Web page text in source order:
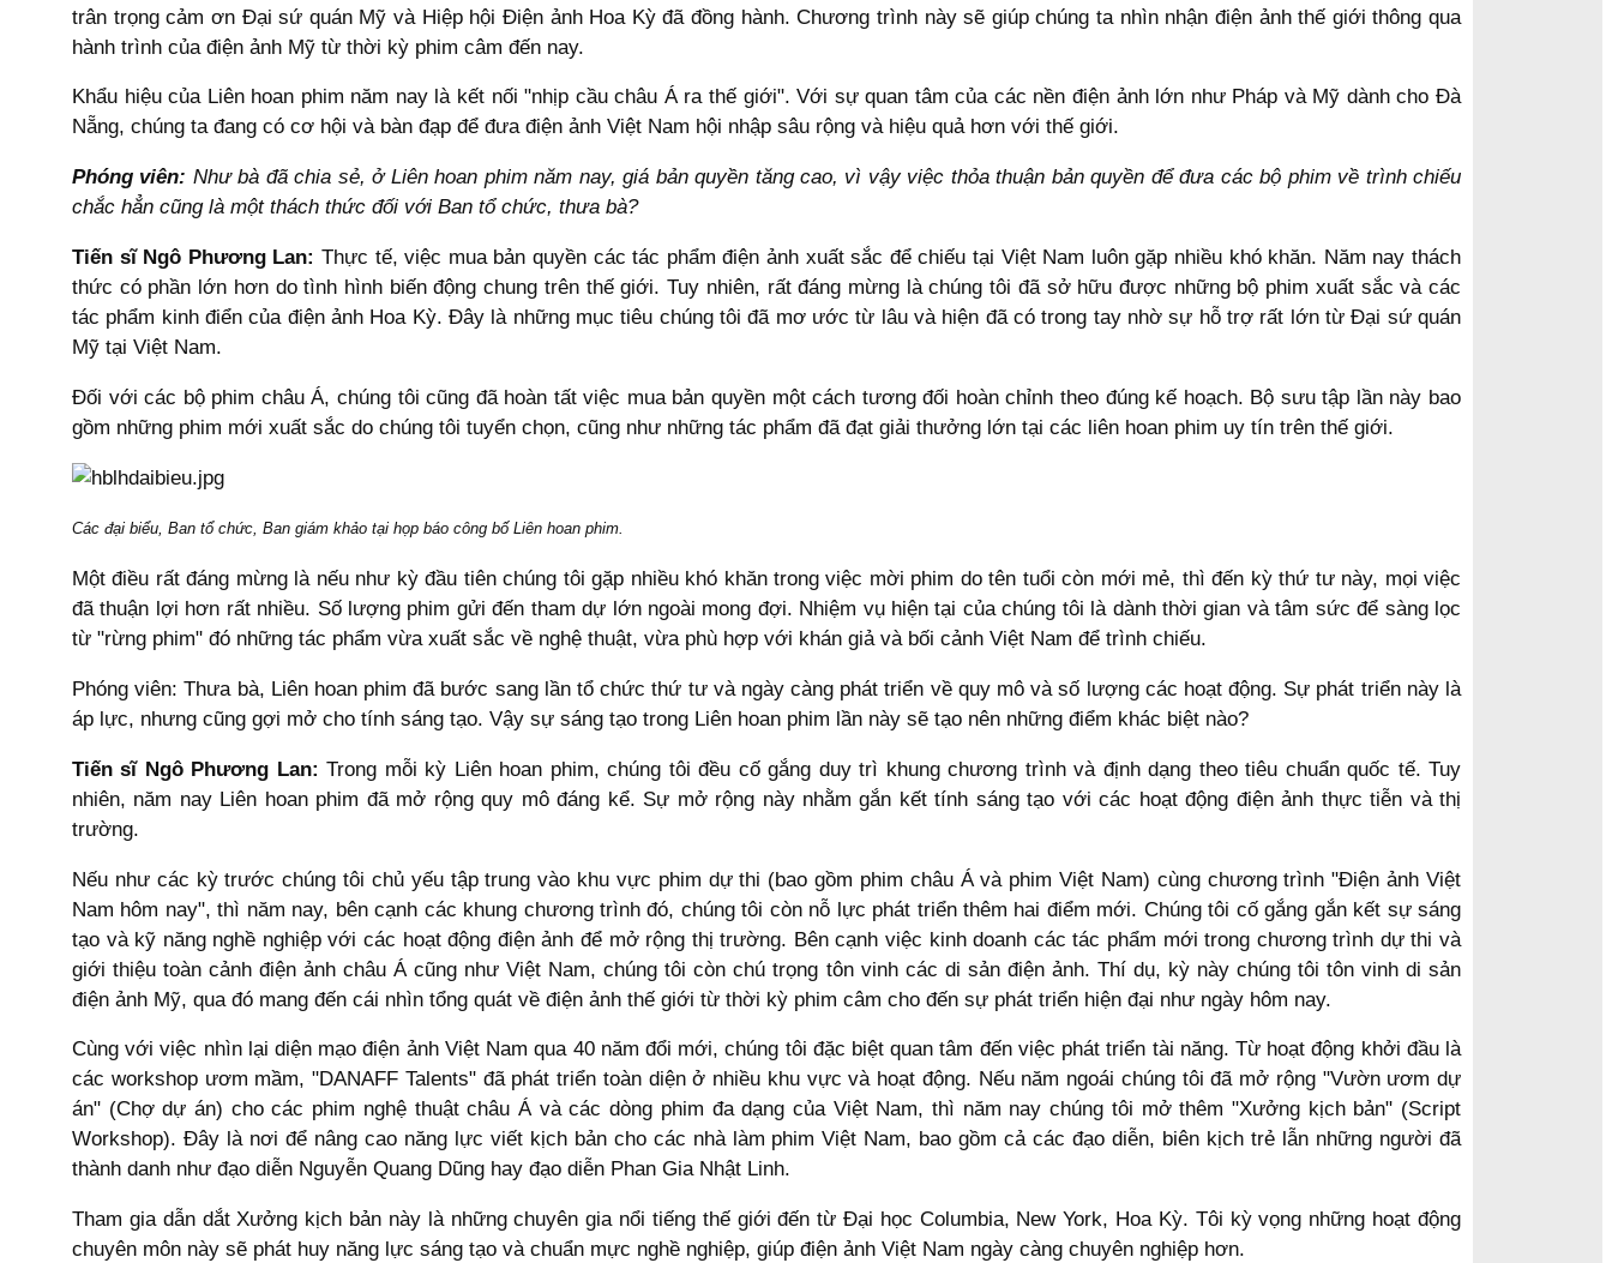
trân trọng cảm ơn Đại sứ quán Mỹ và Hiệp hội Điện ảnh Hoa Kỳ đã đồng hành. Chương trình này sẽ giúp chúng ta nhìn nhận điện ảnh thế giới thông qua
hành trình của điện ảnh Mỹ từ thời kỳ phim câm đến nay.
Khẩu hiệu của Liên hoan phim năm nay là kết nối "nhịp cầu châu Á ra thế giới". Với sự quan tâm của các nền điện ảnh lớn như Pháp và Mỹ dành cho Đà
Nẵng, chúng ta đang có cơ hội và bàn đạp để đưa điện ảnh Việt Nam hội nhập sâu rộng và hiệu quả hơn với thế giới.
Phóng viên: Như bà đã chia sẻ, ở Liên hoan phim năm nay, giá bản quyền tăng cao, vì vậy việc thỏa thuận bản quyền để đưa các bộ phim về trình chiếu
chắc hẳn cũng là một thách thức đối với Ban tổ chức, thưa bà?
Tiến sĩ Ngô Phương Lan: Thực tế, việc mua bản quyền các tác phẩm điện ảnh xuất sắc để chiếu tại Việt Nam luôn gặp nhiều khó khăn. Năm nay thách
thức có phần lớn hơn do tình hình biến động chung trên thế giới. Tuy nhiên, rất đáng mừng là chúng tôi đã sở hữu được những bộ phim xuất sắc và các
tác phẩm kinh điển của điện ảnh Hoa Kỳ. Đây là những mục tiêu chúng tôi đã mơ ước từ lâu và hiện đã có trong tay nhờ sự hỗ trợ rất lớn từ Đại sứ quán
Mỹ tại Việt Nam.
Đối với các bộ phim châu Á, chúng tôi cũng đã hoàn tất việc mua bản quyền một cách tương đối hoàn chỉnh theo đúng kế hoạch. Bộ sưu tập lần này bao
gồm những phim mới xuất sắc do chúng tôi tuyển chọn, cũng như những tác phẩm đã đạt giải thưởng lớn tại các liên hoan phim uy tín trên thế giới.
Các đại biểu, Ban tổ chức, Ban giám khảo tại họp báo công bố Liên hoan phim.
Một điều rất đáng mừng là nếu như kỳ đầu tiên chúng tôi gặp nhiều khó khăn trong việc mời phim do tên tuổi còn mới mẻ, thì đến kỳ thứ tư này, mọi việc
đã thuận lợi hơn rất nhiều. Số lượng phim gửi đến tham dự lớn ngoài mong đợi. Nhiệm vụ hiện tại của chúng tôi là dành thời gian và tâm sức để sàng lọc
từ "rừng phim" đó những tác phẩm vừa xuất sắc về nghệ thuật, vừa phù hợp với khán giả và bối cảnh Việt Nam để trình chiếu.
Phóng viên: Thưa bà, Liên hoan phim đã bước sang lần tổ chức thứ tư và ngày càng phát triển về quy mô và số lượng các hoạt động. Sự phát triển này là
áp lực, nhưng cũng gợi mở cho tính sáng tạo. Vậy sự sáng tạo trong Liên hoan phim lần này sẽ tạo nên những điểm khác biệt nào?
Tiến sĩ Ngô Phương Lan: Trong mỗi kỳ Liên hoan phim, chúng tôi đều cố gắng duy trì khung chương trình và định dạng theo tiêu chuẩn quốc tế. Tuy
nhiên, năm nay Liên hoan phim đã mở rộng quy mô đáng kể. Sự mở rộng này nhằm gắn kết tính sáng tạo với các hoạt động điện ảnh thực tiễn và thị
trường.
Nếu như các kỳ trước chúng tôi chủ yếu tập trung vào khu vực phim dự thi (bao gồm phim châu Á và phim Việt Nam) cùng chương trình "Điện ảnh Việt
Nam hôm nay", thì năm nay, bên cạnh các khung chương trình đó, chúng tôi còn nỗ lực phát triển thêm hai điểm mới. Chúng tôi cố gắng gắn kết sự sáng
tạo và kỹ năng nghề nghiệp với các hoạt động điện ảnh để mở rộng thị trường. Bên cạnh việc kinh doanh các tác phẩm mới trong chương trình dự thi và
giới thiệu toàn cảnh điện ảnh châu Á cũng như Việt Nam, chúng tôi còn chú trọng tôn vinh các di sản điện ảnh. Thí dụ, kỳ này chúng tôi tôn vinh di sản
điện ảnh Mỹ, qua đó mang đến cái nhìn tổng quát về điện ảnh thế giới từ thời kỳ phim câm cho đến sự phát triển hiện đại như ngày hôm nay.
Cùng với việc nhìn lại diện mạo điện ảnh Việt Nam qua 40 năm đổi mới, chúng tôi đặc biệt quan tâm đến việc phát triển tài năng. Từ hoạt động khởi đầu là
các workshop ươm mầm, "DANAFF Talents" đã phát triển toàn diện ở nhiều khu vực và hoạt động. Nếu năm ngoái chúng tôi đã mở rộng "Vườn ươm dự
án" (Chợ dự án) cho các phim nghệ thuật châu Á và các dòng phim đa dạng của Việt Nam, thì năm nay chúng tôi mở thêm "Xưởng kịch bản" (Script
Workshop). Đây là nơi để nâng cao năng lực viết kịch bản cho các nhà làm phim Việt Nam, bao gồm cả các đạo diễn, biên kịch trẻ lẫn những người đã
thành danh như đạo diễn Nguyễn Quang Dũng hay đạo diễn Phan Gia Nhật Linh.
Tham gia dẫn dắt Xưởng kịch bản này là những chuyên gia nổi tiếng thế giới đến từ Đại học Columbia, New York, Hoa Kỳ. Tôi kỳ vọng những hoạt động
chuyên môn này sẽ phát huy năng lực sáng tạo và chuẩn mực nghề nghiệp, giúp điện ảnh Việt Nam ngày càng chuyên nghiệp hơn.